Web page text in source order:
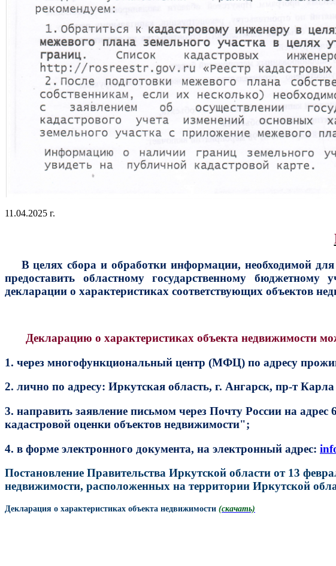
11.04.2025 г.
В целях сбора и обработки информации, необходимой для
предоставить областному государственному
декларации о характеристиках соответствующих объектов
Декларацию о характеристиках объекта недвижимости
1. через многофункциональный центр (МФЦ) по адресу
2. лично по адресу: Иркутская область, г. Ангарск, пр-т
3. направить заявление письмом через Почту России на
кадастровой оценки объектов недвижимости";
4. в форме электронного документа, на электронный адрес:
Постановление Правительства Иркутской области от 13
недвижимости, расположенных на территории Иркутской
Декларация о характеристиках объекта недвижимости (скачать)